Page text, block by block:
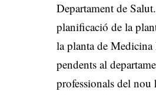
Departament de
planificació de la
la planta de Medicina
pendents al
professionals del